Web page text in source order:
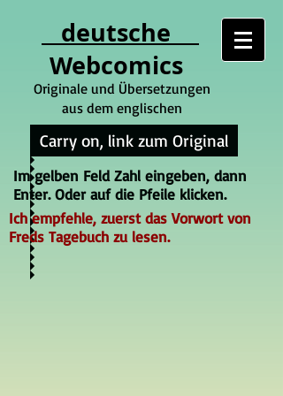
deutsche
Webcomics
Originale und Übersetzungen
aus dem englischen
Carry on, link zum Original
Im gelben Feld Zahl eingeben, dann
Enter. Oder auf die Pfeile klicken.
Ich empfehle, zuerst das Vorwort von
Freds Tagebuch zu lesen.